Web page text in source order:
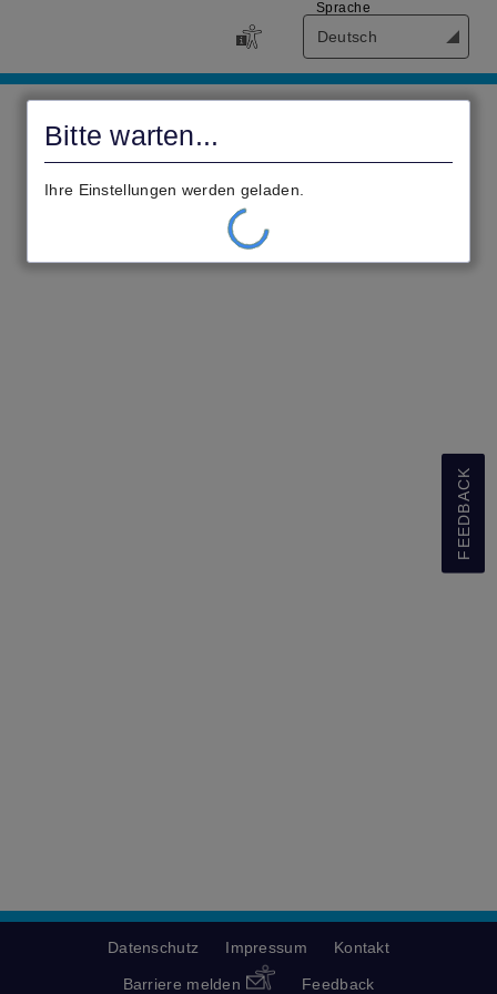
Bitte warten...
Ihre Einstellungen werden geladen.
Deutsch
Sprache
Civento
FEEDBACK
Datenschutz Impressum Kontakt
Barriere melden Feedback